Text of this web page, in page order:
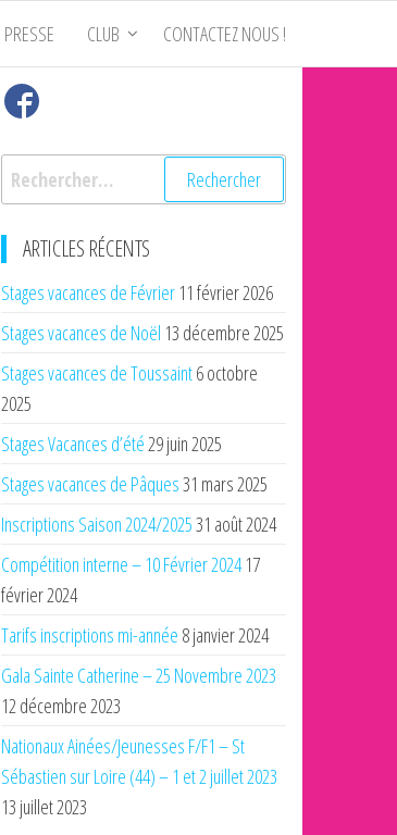
PRESSE CLUB CONTACTEZ NOUS !
Rechercher :
ARTICLES RÉCENTS
Stages vacances de Février 11 février 2026
Stages vacances de Noël 13 décembre 2025
Stages vacances de Toussaint6 octobre
2025
Stages Vacances d’été29 juin 2025
Stages vacances de Pâques31 mars 2025
Inscriptions Saison 2024/202531 août 2024
Compétition interne – 10 Février 2024 17
février 2024
Tarifs inscriptions mi-année 8 janvier 2024
Gala Sainte Catherine – 25 Novembre 2023
12 décembre 2023
Nationaux Ainées/Jeunesses F/F1 – St
Sébastien sur Loire (44) – 1 et 2 juillet 2023
13 juillet 2023